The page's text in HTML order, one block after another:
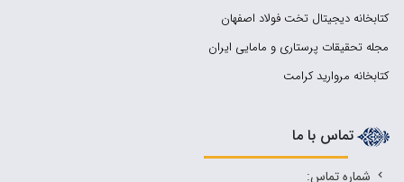
کتابخانه دیجیتال تخت فولاد اصفهان
مجله تحقیقات پرستاری و مامایی ایران
کتابخانه مروارید کرامت
تماس با ما
شماره تماس: